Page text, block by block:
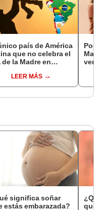
país de América
que no celebra el
de la Madre en
y cuándo lo
LEER MÁS
significa soñar
estás embarazada?
que